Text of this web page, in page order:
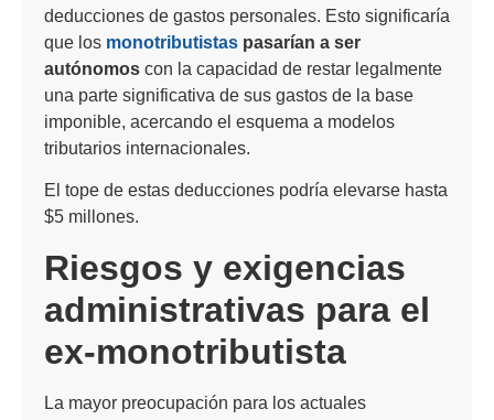
deducciones de gastos personales. Esto significaría
que los monotributistas pasarían a ser
autónomos con la capacidad de restar legalmente
una parte significativa de sus gastos de la base
imponible, acercando el esquema a modelos
tributarios internacionales.
El tope de estas deducciones podría elevarse hasta
$5 millones.
Riesgos y exigencias
administrativas para el
ex-monotributista
La mayor preocupación para los actuales